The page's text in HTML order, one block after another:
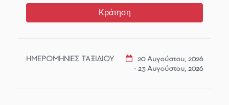
Κράτηση
20 Αυγούστου, 2026
- 23 Αυγούστου, 2026